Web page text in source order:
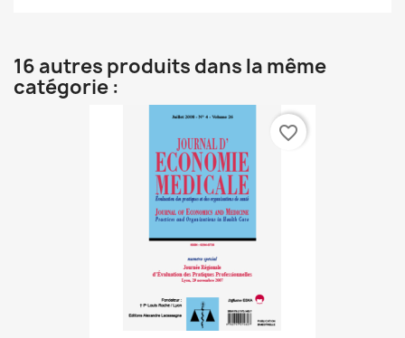
16 autres produits dans la même
catégorie :
favorite_border